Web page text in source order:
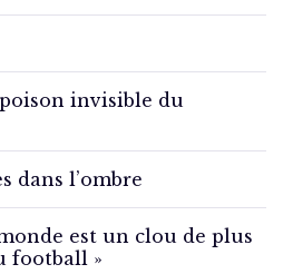
invisible du
dans l’ombre
est un clou de plus
football »